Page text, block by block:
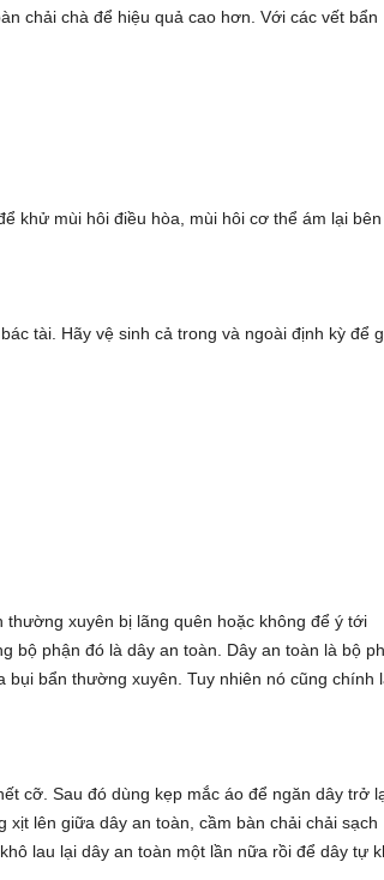
chải chà để hiệu quả cao hơn. Với các vết bẩn
khử mùi hôi điều hòa, mùi hôi cơ thể ám lại bên
tài. Hãy vệ sinh cả trong và ngoài định kỳ để
xuyên bị lãng quên hoặc không để ý tới
bộ phận đó là dây an toàn. Dây an toàn là bộ
bẩn thường xuyên. Tuy nhiên nó cũng chính
cỡ. Sau đó dùng kẹp mắc áo để ngăn dây trở
lên giữa dây an toàn, cầm bàn chải chải sạch
lau lại dây an toàn một lần nữa rồi để dây tự